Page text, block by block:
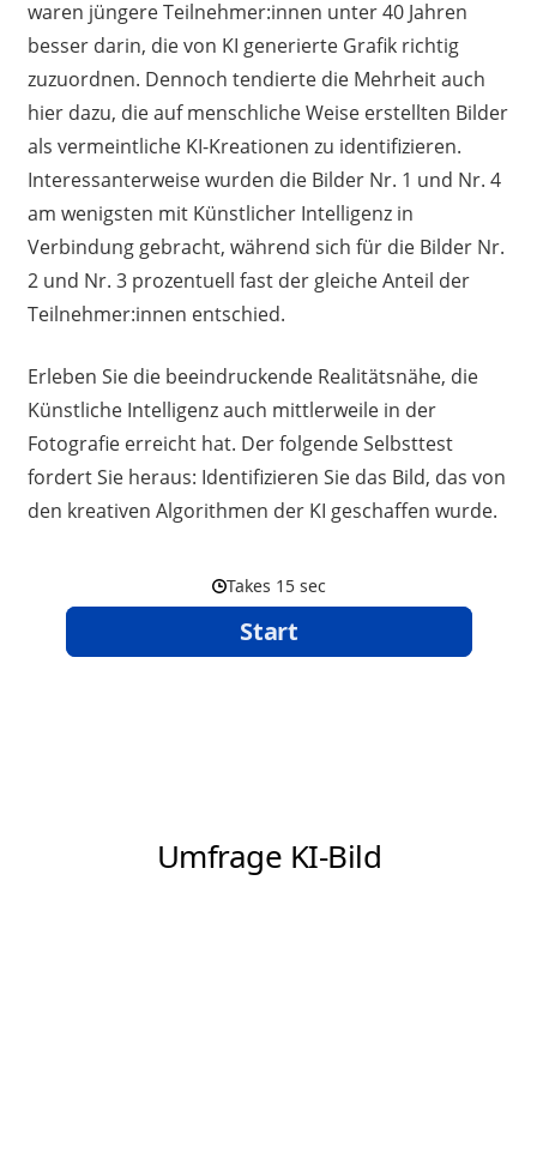
waren jüngere Teilnehmer:innen unter 40 Jahren
besser darin, die von KI generierte Grafik richtig
zuzuordnen. Dennoch tendierte die Mehrheit auch
hier dazu, die auf menschliche Weise erstellten Bilder
als vermeintliche KI-Kreationen zu identifizieren.
Interessanterweise wurden die Bilder Nr. 1 und Nr. 4
am wenigsten mit Künstlicher Intelligenz in
Verbindung gebracht, während sich für die Bilder Nr.
2 und Nr. 3 prozentuell fast der gleiche Anteil der
Teilnehmer:innen entschied.
Erleben Sie die beeindruckende Realitätsnähe, die
Künstliche Intelligenz auch mittlerweile in der
Fotografie erreicht hat. Der folgende Selbsttest
fordert Sie heraus: Identifizieren Sie das Bild, das von
den kreativen Algorithmen der KI geschaffen wurde.